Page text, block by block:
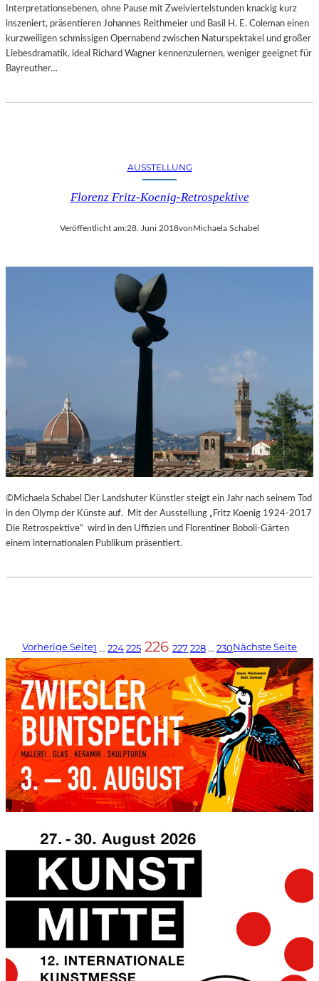
Interpretationsebenen, ohne Pause mit Zweiviertelstunden knackig kurz
inszeniert, präsentieren Johannes Reithmeier und Basil H. E. Coleman einen
kurzweiligen schmissigen Opernabend zwischen Naturspektakel und großer
Liebesdramatik, ideal Richard Wagner kennenzulernen, weniger geeignet für
Bayreuther…
AUSSTELLUNG
Florenz Fritz-Koenig-Retrospektive
Veröffentlicht am:28. Juni 2018von Michaela Schabel
©Michaela Schabel Der Landshuter Künstler steigt ein Jahr nach seinem Tod
in den Olymp der Künste auf. Mit der Ausstellung „Fritz Koenig 1924-2017
Die Retrospektive“ wird in den Uffizien und Florentiner Boboli-Gärten
einem internationalen Publikum präsentiert.
Vorherige Seite1 … 224225 226 227228… 230Nächste Seite